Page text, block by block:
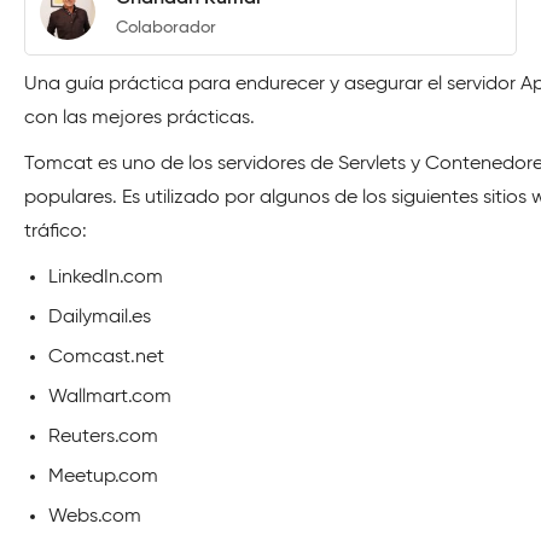
Colaborador
Una guía práctica para endurecer y asegurar el servidor
con las mejores prácticas.
Tomcat es uno de los servidores de Servlets y
populares. Es utilizado por algunos de los siguientes sitios
tráfico:
LinkedIn.com
Dailymail.es
Comcast.net
Wallmart.com
Reuters.com
Meetup.com
Webs.com